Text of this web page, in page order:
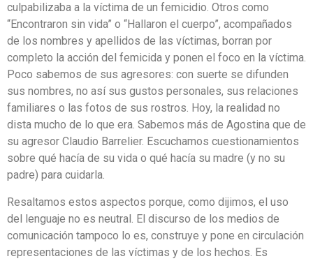
culpabilizaba a la víctima de un femicidio. Otros como
“Encontraron sin vida” o “Hallaron el cuerpo”, acompañados
de los nombres y apellidos de las víctimas, borran por
completo la acción del femicida y ponen el foco en la víctima.
Poco sabemos de sus agresores: con suerte se difunden
sus nombres, no así sus gustos personales, sus relaciones
familiares o las fotos de sus rostros. Hoy, la realidad no
dista mucho de lo que era. Sabemos más de Agostina que de
su agresor Claudio Barrelier. Escuchamos cuestionamientos
sobre qué hacía de su vida o qué hacía su madre (y no su
padre) para cuidarla.
Resaltamos estos aspectos porque, como dijimos, el uso
del lenguaje no es neutral. El discurso de los medios de
comunicación tampoco lo es, construye y pone en circulación
representaciones de las víctimas y de los hechos. Es